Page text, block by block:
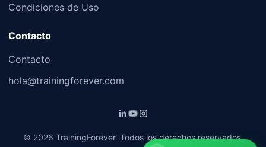
Condiciones de Uso
Contacto
Contacto
hola@trainingforever.com
© 2026 TrainingForever. Todos los derechos reservados.